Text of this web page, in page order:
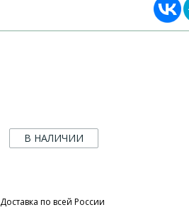
В НАЛИЧИИ
Доставка по всей России